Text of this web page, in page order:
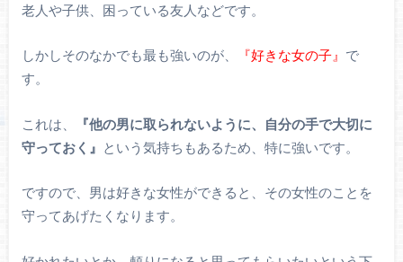
老人や子供、困っている友人などです。
しかしそのなかでも最も強いのが、 『好きな女の子』 で
す。
これは、
『他の男に取られないように、自分の手で大切に
守っておく』 という気持ちもあるため、特に強いです。
ですので、男は好きな女性ができると、その女性のことを
守ってあげたくなります。